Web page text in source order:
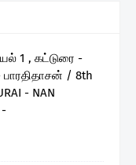
1 , கட்டுரை -
பாரதிதாசன் / 8th
- NAN
-